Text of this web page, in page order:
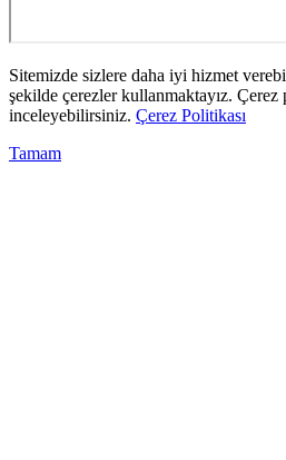
Sitemizde sizlere daha iyi hizmet
şekilde çerezler kullanmaktayız. Çerez
inceleyebilirsiniz. Çerez Politikası
Tamam